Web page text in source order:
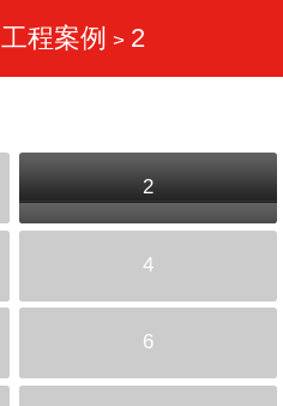
工程案例 > 2
2
4
6